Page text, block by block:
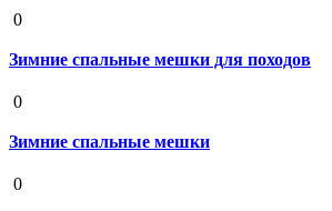
0
Зимние спальные мешки для походов
0
Зимние спальные мешки
0